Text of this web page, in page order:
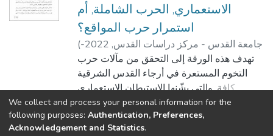
الاستعماري, الحرب الشاملة, أم
استمرار حرب المواقع؟
( جامعة القدس - مركز دراسات القدس,
2022-
01)فاطمة وليد سالم الجعافرة
تهدف هذه الورقة إلى التحقق من مآلات حرب
التخوم المستعرة في أرجاء القدس الشرقية
كافة, والتي يشّنها الاستيطان الاستعماري
الإقتلاعي الإحلالي على الشعب الفلسطيني في
المدينة. تفترض الورقة أن هذه المآلات تتضمن
الاستمرار في المراوحة بين حرب المواقع
Show more
We collect and process your personal information for the
following purposes: Authentication, Preferences,
Acknowledgement and Statistics.